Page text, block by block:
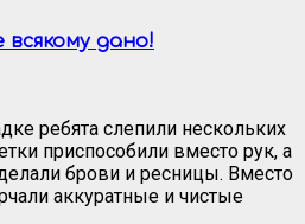
дано!
ребята слепили нескольких
приспособили вместо рук, а
брови и ресницы. Вместо
аккуратные и чистые